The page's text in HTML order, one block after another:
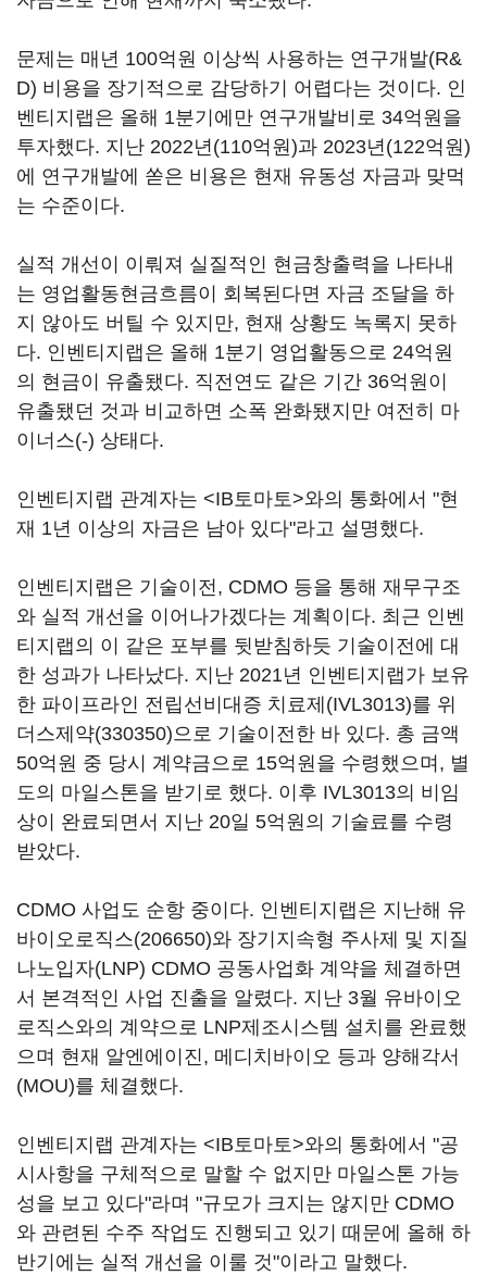
문제는 매년 100억원 이상씩 사용하는 연구개발(R&
D) 비용을 장기적으로 감당하기 어렵다는 것이다. 인
벤티지랩은 올해 1분기에만 연구개발비로 34억원을
투자했다. 지난 2022년(110억원)과 2023년(122억원)
에 연구개발에 쏟은 비용은 현재 유동성 자금과 맞먹
는 수준이다.
실적 개선이 이뤄져 실질적인 현금창출력을 나타내
는 영업활동현금흐름이 회복된다면 자금 조달을 하
지 않아도 버틸 수 있지만, 현재 상황도 녹록지 못하
다. 인벤티지랩은 올해 1분기 영업활동으로 24억원
의 현금이 유출됐다. 직전연도 같은 기간 36억원이
유출됐던 것과 비교하면 소폭 완화됐지만 여전히 마
이너스(-) 상태다.
인벤티지랩 관계자는 <IB토마토>와의 통화에서 "현
재 1년 이상의 자금은 남아 있다"라고 설명했다.
인벤티지랩은 기술이전, CDMO 등을 통해 재무구조
와 실적 개선을 이어나가겠다는 계획이다. 최근 인벤
티지랩의 이 같은 포부를 뒷받침하듯 기술이전에 대
한 성과가 나타났다. 지난 2021년 인벤티지랩가 보유
한 파이프라인 전립선비대증 치료제(IVL3013)를 위
더스제약(330350)으로 기술이전한 바 있다. 총 금액
50억원 중 당시 계약금으로 15억원을 수령했으며, 별
도의 마일스톤을 받기로 했다. 이후 IVL3013의 비임
상이 완료되면서 지난 20일 5억원의 기술료를 수령
받았다.
CDMO 사업도 순항 중이다. 인벤티지랩은 지난해 유
바이오로직스(206650)와 장기지속형 주사제 및 지질
나노입자(LNP) CDMO 공동사업화 계약을 체결하면
서 본격적인 사업 진출을 알렸다. 지난 3월 유바이오
로직스와의 계약으로 LNP제조시스템 설치를 완료했
으며 현재 알엔에이진, 메디치바이오 등과 양해각서
(MOU)를 체결했다.
인벤티지랩 관계자는 <IB토마토>와의 통화에서 "공
시사항을 구체적으로 말할 수 없지만 마일스톤 가능
성을 보고 있다"라며 "규모가 크지는 않지만 CDMO
와 관련된 수주 작업도 진행되고 있기 때문에 올해 하
반기에는 실적 개선을 이룰 것"이라고 말했다.